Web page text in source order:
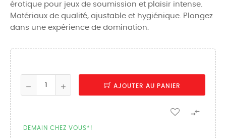
érotique pour jeux de soumission et plaisir intense.
Matériaux de qualité, ajustable et hygiénique. Plongez
dans une expérience de domination.
AJOUTER AU PANIER

DEMAIN CHEZ VOUS*!